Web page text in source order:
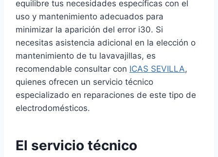
equilibre tus necesidades específicas con el
uso y mantenimiento adecuados para
minimizar la aparición del error i30. Si
necesitas asistencia adicional en la elección o
mantenimiento de tu lavavajillas, es
recomendable consultar con ICAS SEVILLA,
quienes ofrecen un servicio técnico
especializado en reparaciones de este tipo de
electrodomésticos.
El servicio técnico